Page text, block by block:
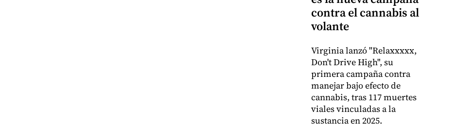
contra el cannabis al
volante
Virginia lanzó "Relaxxxxx,
Don't Drive High", su
primera campaña contra
manejar bajo efecto de
cannabis, tras 117 muertes
viales vinculadas a la
sustancia en 2025.